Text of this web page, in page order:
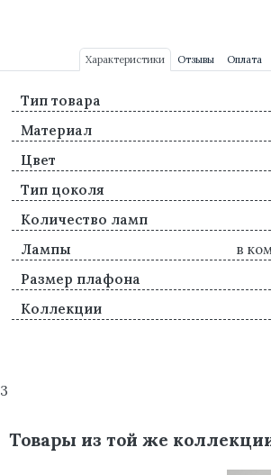
Характеристики Отзывы Оплата
Тип товара
Материал
Цвет
Тип цоколя
Количество ламп
Лампы
в
Размер плафона
Коллекции
3
Товары из той же